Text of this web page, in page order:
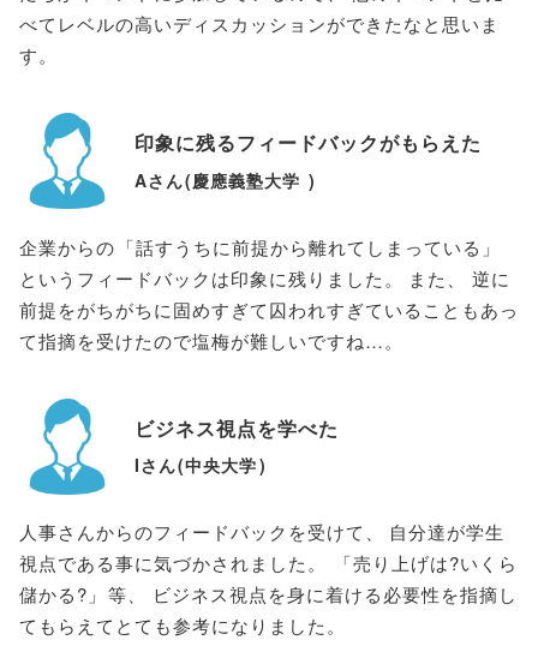
べてレベルの高いディスカッションができたなと思いま
す。
印象に残るフィードバックがもらえた
Aさん(慶應義塾大学 )
企業からの 「話すうちに前提から離れてしまっている 」
というフィードバックは印象に残りました 。 また
逆に
前提をがちがちに固めすぎて囚われすぎていることもあっ
て指摘を受けたので塩梅が難しいですね…。
ビジネス視点を学べた
Iさん(中央大学)
人事さんからのフィードバックを受けて 、
自分達が学生
視点である事に気づかされました。 「売り上げは?いくら
儲かる? 」 等、
ビジネス視点を身に着ける必要性を指摘し
てもらえてとても参考になりました。